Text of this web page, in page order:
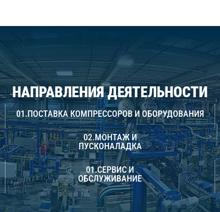
НАПРАВЛЕНИЯ ДЕЯТЕЛЬНОСТИ
01.ПОСТАВКА КОМПРЕССОРОВ И ОБОРУДОВАНИЯ
02.МОНТАЖ И
ПУСКОНАЛАДКА
01.СЕРВИС И
ОБСЛУЖИВАНИЕ